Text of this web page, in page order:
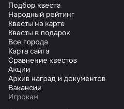
Подбор квеста
Народный рейтинг
Квесты на карте
Квесты в подарок
Все города
Карта сайта
Сравнение квестов
Акции
Архив наград и документов
Вакансии
Игрокам